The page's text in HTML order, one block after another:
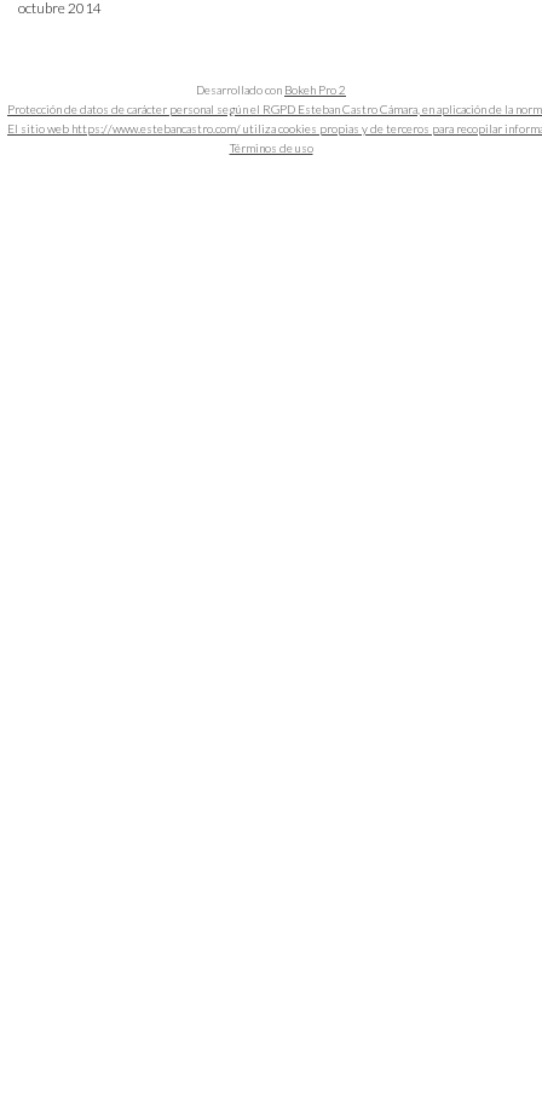
octubre 2014
Desarrollado con Bokeh Pro 2
Protección de datos de carácter personal según el RGPD Esteban Castro Cámara, en aplicación de la
El sitio web https://www.estebancastro.com/ utiliza cookies propias y de terceros para recopilar
Términos de uso